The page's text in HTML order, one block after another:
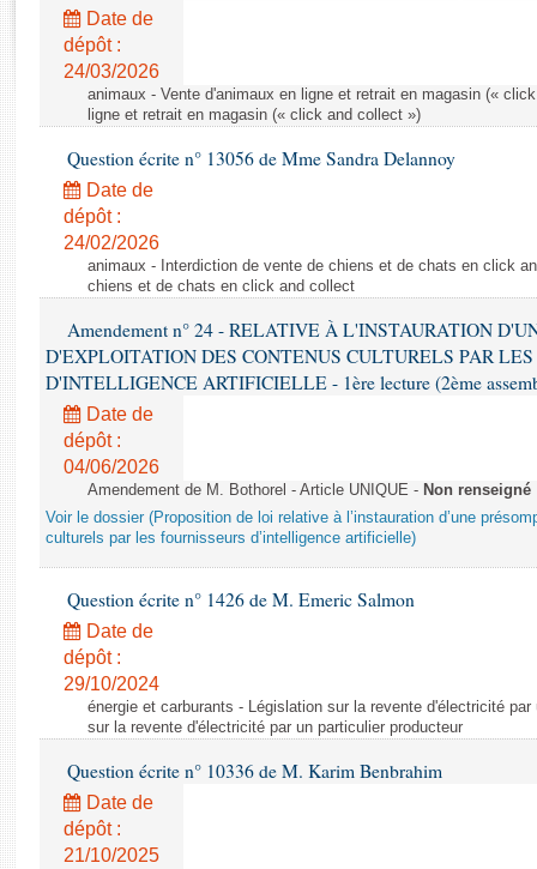
Rapports législatifs
Rapports sur l'application des lois
Baromètre de l’application des lois
Dossiers législatifs
Budget et sécurité sociale
Questions écrites et orales
Comptes rendus des débats
Date de
dépôt :
24/03/2026
animaux - Vente d'animaux en ligne et retrait en magasin («
ligne et retrait en magasin (« click and collect »)
Question écrite n° 13056 de Mme Sandra Delannoy
Date de
dépôt :
24/02/2026
animaux - Interdiction de vente de chiens et de chats en click
chiens et de chats en click and collect
Amendement n° 24 - RELATIVE À L'INSTAURATION
D'EXPLOITATION DES CONTENUS CULTURELS PAR LES
D'INTELLIGENCE ARTIFICIELLE - 1ère lecture (2ème
Date de
dépôt :
04/06/2026
Amendement de M. Bothorel - Article UNIQUE - Non renseigné
Voir le dossier (Proposition de loi relative à l’instauration d’une
culturels par les fournisseurs d’intelligence artificielle)
Question écrite n° 1426 de M. Emeric Salmon
Date de
dépôt :
29/10/2024
énergie et carburants - Législation sur la revente d'électricité
sur la revente d'électricité par un particulier producteur
Question écrite n° 10336 de M. Karim Benbrahim
Date de
dépôt :
21/10/2025